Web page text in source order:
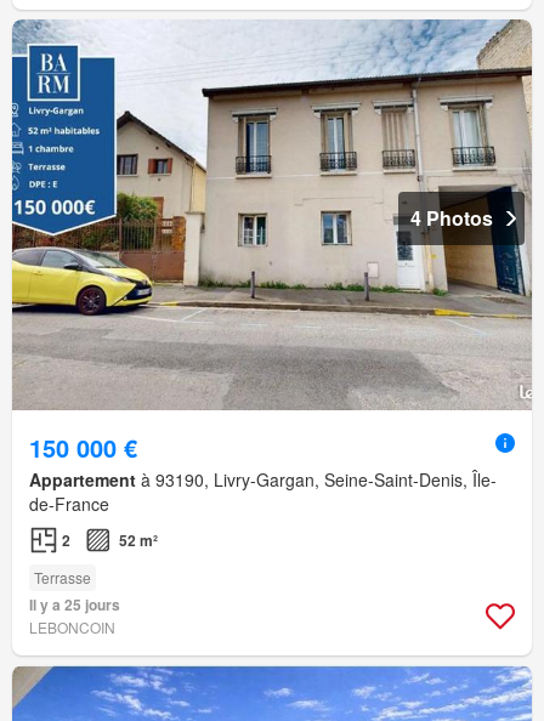
4 Photos
150 000 €
Appartement à 93190, Livry-Gargan, Seine-Saint-Denis, Île-
de-France
2 52 m²
Terrasse
Il y a 25 jours
LEBONCOIN